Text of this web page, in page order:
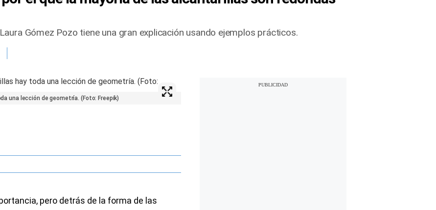
Gómez Pozo tiene una gran explicación usando ejemplos prácticos.
una lección de geometría. (Foto: Freepik)
pero detrás de la forma de las